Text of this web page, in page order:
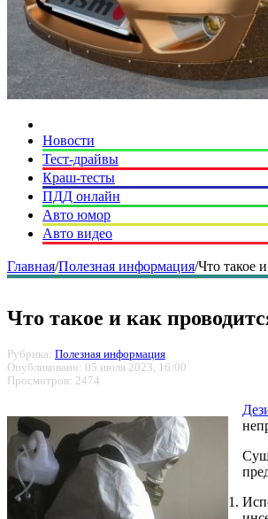
Новости
Тест-драйвы
Краш-тесты
ПДД онлайн
Авто юмор
Авто видео
Главная/Полезная информация/Что такое
Что такое и как
Рубрика: Полезная информация
Опубликовано: 05 июля 2023, 16:00
Просмотров: 2474